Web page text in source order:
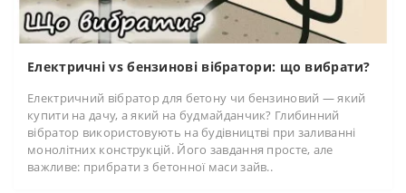
Електричні vs бензинові вібратори: що вибрати?
Електричний вібратор для бетону чи бензиновий — який
купити на дачу, а який на будмайданчик? Глибинний
вібратор використовують на будівництві при заливанні
монолітних конструкцій. Його завдання просте, але
важливе: прибрати з бетонної маси зайв..